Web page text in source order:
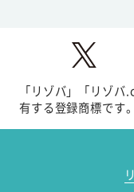
「リゾバ」「リゾ
有する登録商標です。